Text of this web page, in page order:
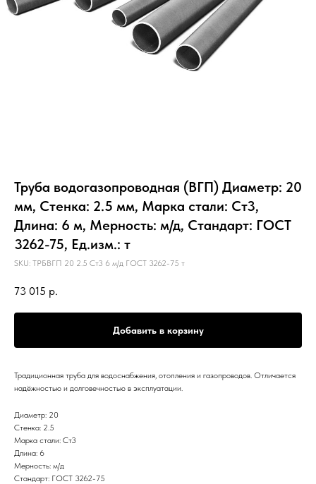
Труба водогазопроводная (ВГП) Диаметр: 20
мм, Стенка: 2.5 мм, Марка стали: Ст3,
Длина: 6 м, Мерность: м/д, Стандарт: ГОСТ
3262-75, Ед.изм.: т
SKU: ТРБВГП 20 2.5 Ст3 6 м/д ГОСТ 3262-75 т
73 015 р.
Добавить в корзину
Традиционная труба для водоснабжения, отопления и газопроводов. Отличается
надёжностью и долговечностью в эксплуатации.
Диаметр: 20
Стенка: 2.5
Марка стали: Ст3
Длина: 6
Мерность: м/д
Стандарт: ГОСТ 3262-75